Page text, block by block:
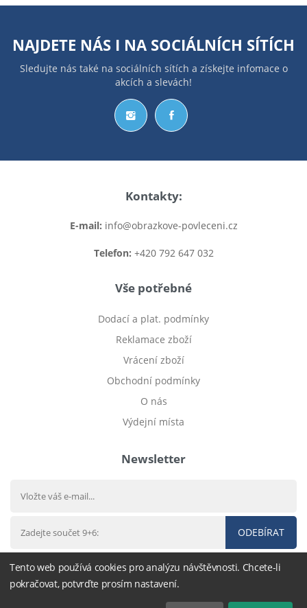
NAJDETE NÁS I NA SOCIÁLNÍCH SÍTÍCH
Sledujte nás také na sociálních sítích a získejte infomace o
akcích a slevách!
Kontakty:
E-mail: info@obrazkove-povleceni.cz
Telefon: +420 792 647 032
Vše potřebné
Dodací a plat. podmínky
Reklamace zboží
Vrácení zboží
Obchodní podmínky
O nás
Výdejní místa
Newsletter
ODEBÍRAT
Tento web používá cookies pro analýzu návštěvnosti. Chcete-li
pokračovat, potvrďte prosím nastavení.